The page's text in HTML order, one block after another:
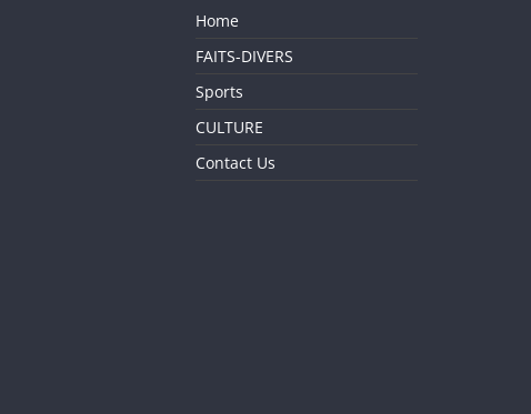
Home
FAITS-DIVERS
Sports
CULTURE
Contact Us